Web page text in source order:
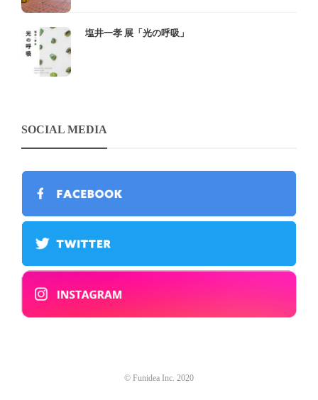
塩井一孝 展「光の呼吸」
SOCIAL MEDIA
© Funidea Inc. 2020